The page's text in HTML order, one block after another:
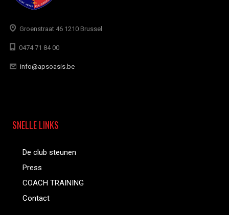
Groenstraat 46 1210 Brussel
0474 71 84 00
info@apsoasis.be
SNELLE LINKS
De club steunen
Press
COACH TRAINING
Contact